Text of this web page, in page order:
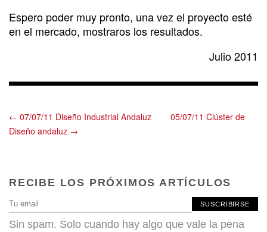
Espero poder muy pronto, una vez el proyecto esté
en el mercado, mostraros los resultados.
Julio 2011
← 07/07/11 Diseño Industrial Andaluz
05/07/11 Clúster de
Diseño andaluz →
RECIBE LOS PRÓXIMOS ARTÍCULOS
SUSCRIBIRSE
Sin spam. Solo cuando hay algo que vale la pena